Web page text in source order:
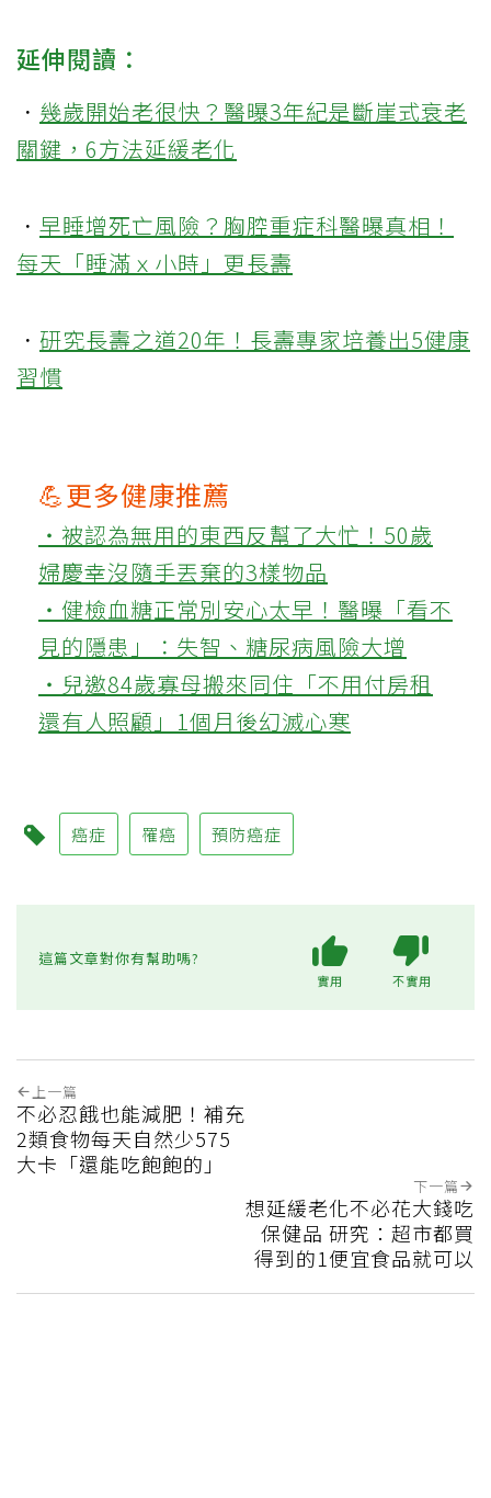
延伸閱讀：
． 幾歲開始老很快？醫曝3年紀是斷崖式衰老
關鍵，6方法延緩老化
． 早睡增死亡風險？胸腔重症科醫曝真相！
每天「睡滿ｘ小時」更長壽
． 研究長壽之道20年！長壽專家培養出5健康
習慣
💪更多健康推薦
‧被認為無用的東西反幫了大忙！50歲
婦慶幸沒隨手丟棄的3樣物品
‧健檢血糖正常別安心太早！醫曝「看不
見的隱患」：失智、糖尿病風險大增
‧兒邀84歲寡母搬來同住「不用付房租
還有人照顧」1個月後幻滅心寒
癌症 罹癌 預防癌症
這篇文章對你有幫助嗎?
實用 不實用
上一篇
不必忍餓也能減肥！補充
2類食物每天自然少575
大卡「還能吃飽飽的」
下一篇
想延緩老化不必花大錢吃
保健品 研究：超市都買
得到的1便宜食品就可以